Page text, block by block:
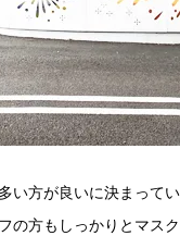
い方が良いに決まって
の方もしっかりとマス